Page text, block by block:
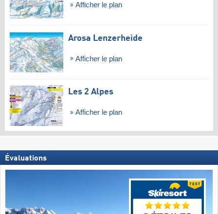
Afficher le plan
Arosa Lenzerheide
Afficher le plan
Les 2 Alpes
Afficher le plan
Évaluations